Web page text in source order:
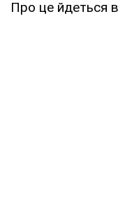
Про це йдеться